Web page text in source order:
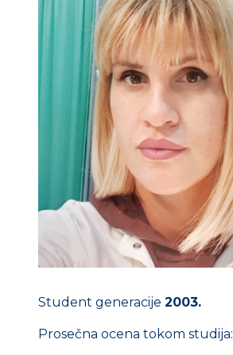
Student generacije 2003.
Prosečna ocena tokom studija: